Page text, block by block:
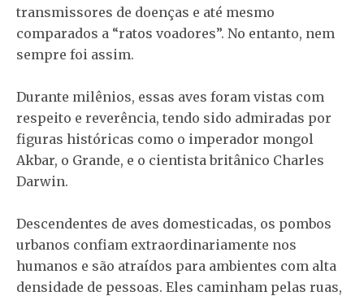
transmissores de doenças e até mesmo
comparados a “ratos voadores”. No entanto, nem
sempre foi assim.
Durante milênios, essas aves foram vistas com
respeito e reverência, tendo sido admiradas por
figuras históricas como o imperador mongol
Akbar, o Grande, e o cientista britânico Charles
Darwin.
Descendentes de aves domesticadas, os pombos
urbanos confiam extraordinariamente nos
humanos e são atraídos para ambientes com alta
densidade de pessoas. Eles caminham pelas ruas,